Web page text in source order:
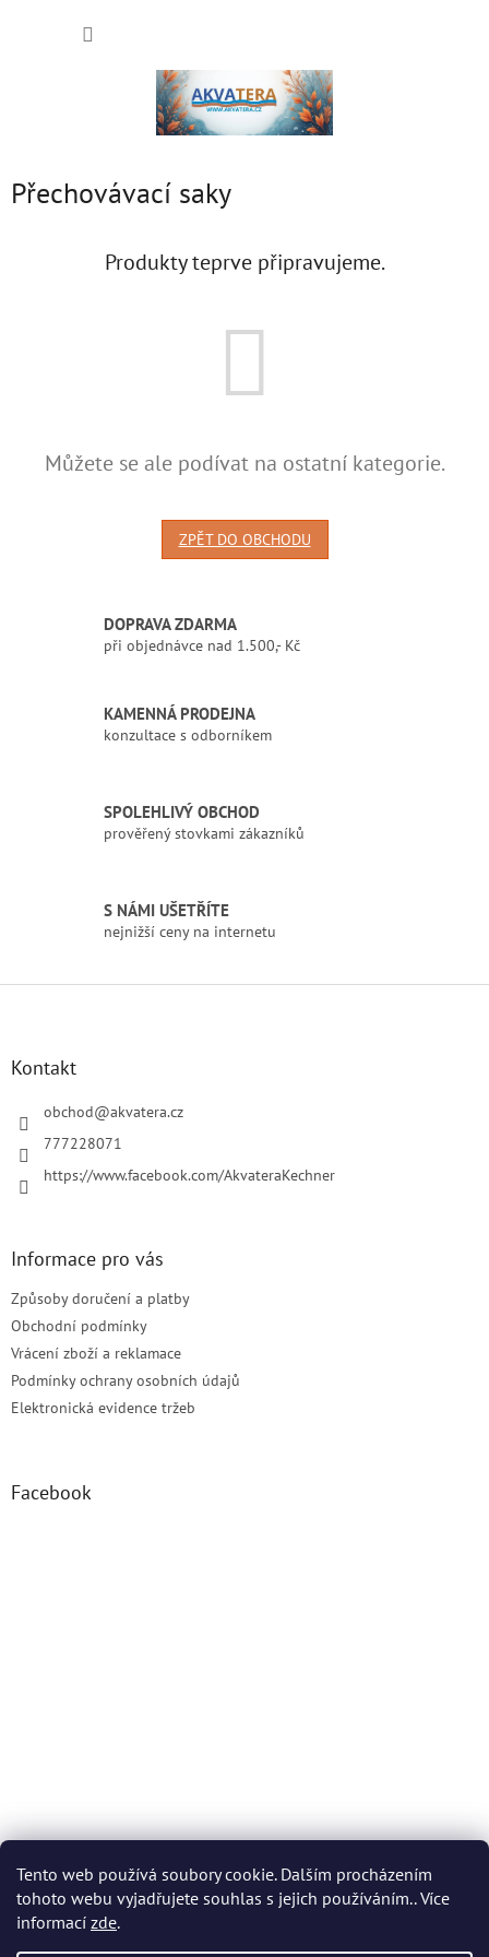
Tento web používá soubory cookie. Dalším procházením
tohoto webu vyjadřujete souhlas s jejich používáním.. Více
informací zde.
Přechovávací saky
Produkty teprve připravujeme.
Můžete se ale podívat na ostatní kategorie.
ZPĚT DO OBCHODU
DOPRAVA ZDARMA
při objednávce nad 1.500,- Kč
KAMENNÁ PRODEJNA
konzultace s odborníkem
SPOLEHLIVÝ OBCHOD
prověřený stovkami zákazníků
S NÁMI UŠETŘÍTE
nejnižší ceny na internetu
Z
Kontakt
obchod@akvatera.cz
777228071
https://www.facebook.com/AkvateraKechner
Informace pro vás
Způsoby doručení a platby
Obchodní podmínky
Vrácení zboží a reklamace
Podmínky ochrany osobních údajů
Elektronická evidence tržeb
Facebook